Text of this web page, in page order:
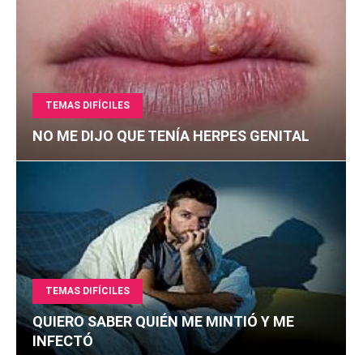
TEMAS DIFÍCILES
NO ME DIJO QUE TENÍA HERPES GENITAL
TEMAS DIFÍCILES
QUIERO SABER QUIÉN ME MINTIÓ Y ME
INFECTÓ